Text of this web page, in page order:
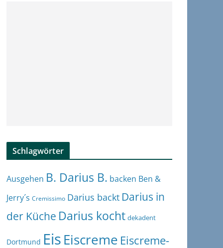
Schlagwörter
Ausgehen B. Darius B. backen Ben &
Jerry´s Cremissimo Darius backt Darius in
der Küche Darius kocht dekadent
Dortmund EisEiscreme Eiscreme-